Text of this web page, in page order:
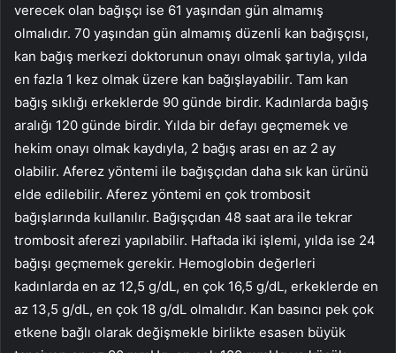
verecek olan bağışçı ise 61 yaşından gün almamış
olmalıdır. 70 yaşından gün almamış düzenli kan bağışçısı,
kan bağış merkezi doktorunun onayı olmak şartıyla, yılda
en fazla 1 kez olmak üzere kan bağışlayabilir. Tam kan
bağış sıklığı erkeklerde 90 günde birdir. Kadınlarda bağış
aralığı 120 günde birdir. Yılda bir defayı geçmemek ve
hekim onayı olmak kaydıyla, 2 bağış arası en az 2 ay
olabilir. Aferez yöntemi ile bağışçıdan daha sık kan ürünü
elde edilebilir. Aferez yöntemi en çok trombosit
bağışlarında kullanılır. Bağışçıdan 48 saat ara ile tekrar
trombosit aferezi yapılabilir. Haftada iki işlemi, yılda ise 24
bağışı geçmemek gerekir. Hemoglobin değerleri
kadınlarda en az 12,5 g/dL, en çok 16,5 g/dL, erkeklerde en
az 13,5 g/dL, en çok 18 g/dL olmalıdır. Kan basıncı pek çok
etkene bağlı olarak değişmekle birlikte esasen büyük